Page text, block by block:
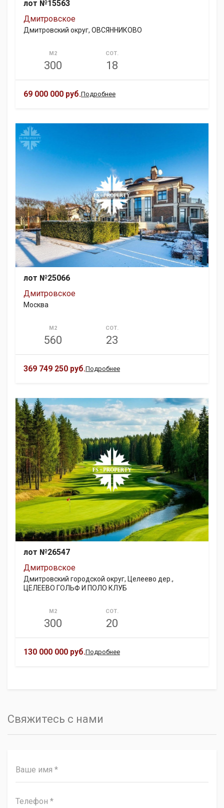
лот №15563
Дмитровское
Дмитровский округ, ОВСЯННИКОВО
М2
300
СОТ.
18
69 000 000 руб.Подробнее
лот №25066
Дмитровское
Москва
М2
560
СОТ.
23
369 749 250 руб.Подробнее
лот №26547
Дмитровское
Дмитровский городской округ, Целеево дер.,
ЦЕЛЕЕВО ГОЛЬФ И ПОЛО КЛУБ
М2
300
СОТ.
20
130 000 000 руб.Подробнее
Свяжитесь с нами